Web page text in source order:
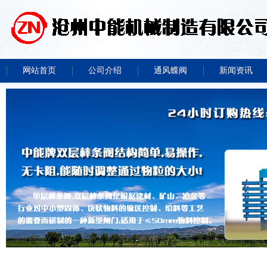
网站首页 公司介绍 通风蝶阀 新闻资讯